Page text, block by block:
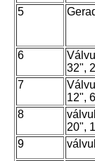
5
6
32",
7
12",
8
20",
9